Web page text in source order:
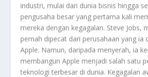
industri, mulai dari dunia bisnis hingga
pengusaha besar yang pertama kali
mereka dengan kegagalan. Steve Jobs,
pernah dipecat dari perusahaan yang ia
Apple. Namun, daripada menyerah, ia
membangun Apple menjadi salah satu
teknologi terbesar di dunia. Kegagalan